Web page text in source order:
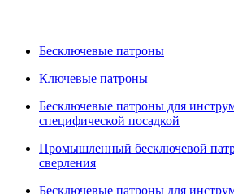
Бесключевые патроны
Ключевые патроны
Бесключевые патроны для
специфической посадкой
Промышленный бесключевой
сверления
Бесключевые патроны для